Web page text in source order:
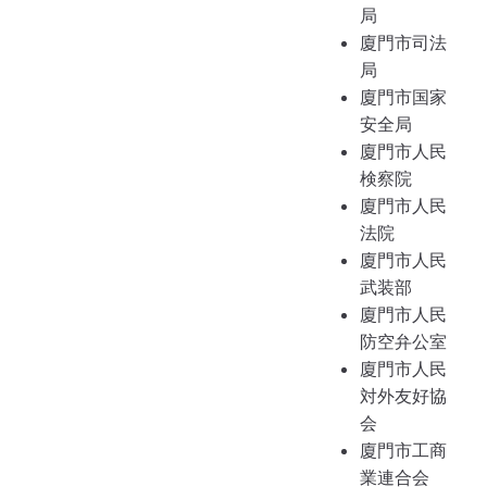
局
廈門市司法
局
廈門市国家
安全局
廈門市人民
検察院
廈門市人民
法院
廈門市人民
武装部
廈門市人民
防空弁公室
廈門市人民
対外友好協
会
廈門市工商
業連合会